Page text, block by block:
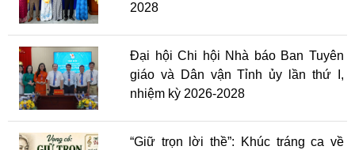
2028
Đại hội Chi hội Nhà báo Ban Tuyên
giáo và Dân vận Tỉnh ủy lần thứ I,
nhiệm kỳ 2026-2028
“Giữ trọn lời thề”: Khúc tráng ca về